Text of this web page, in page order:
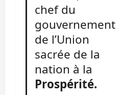
chef du
gouvernement
de l’Union
sacrée de la
nation à la
Prospérité.